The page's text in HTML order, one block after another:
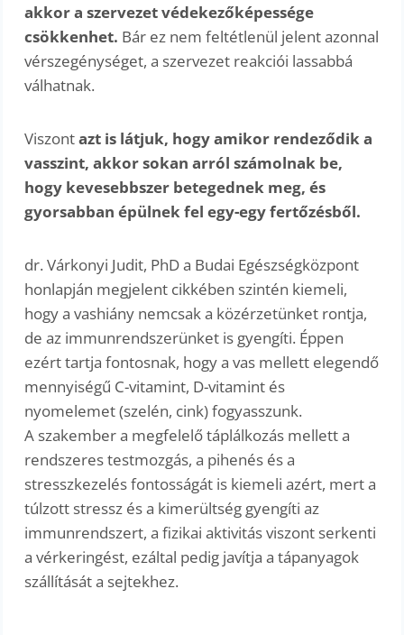
akkor a szervezet védekezőképessége
csökkenhet. Bár ez nem feltétlenül jelent azonnal
vérszegénységet, a szervezet reakciói lassabbá
válhatnak.
Viszontazt is látjuk, hogy amikor rendeződik a
vasszint, akkor sokan arról számolnak be,
hogy kevesebbszer betegednek meg, és
gyorsabban épülnek fel egy-egy fertőzésből.
dr. Várkonyi Judit, PhD a Budai Egészségközpont
honlapján megjelent cikkében szintén kiemeli,
hogy a vashiány nemcsak a közérzetünket rontja,
de az immunrendszerünket is gyengíti. Éppen
ezért tartja fontosnak, hogy a vas mellett elegendő
mennyiségű C-vitamint, D-vitamint és
nyomelemet (szelén, cink) fogyasszunk.
A szakember a megfelelő táplálkozás mellett a
rendszeres testmozgás, a pihenés és a
stresszkezelés fontosságát is kiemeli azért, mert a
túlzott stressz és a kimerültség gyengíti az
immunrendszert, a fizikai aktivitás viszont serkenti
a vérkeringést, ezáltal pedig javítja a tápanyagok
szállítását a sejtekhez.